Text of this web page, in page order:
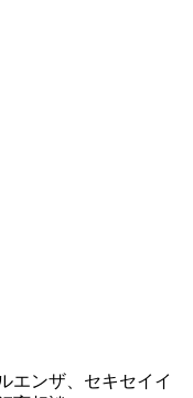
エンザ、セキセイイ